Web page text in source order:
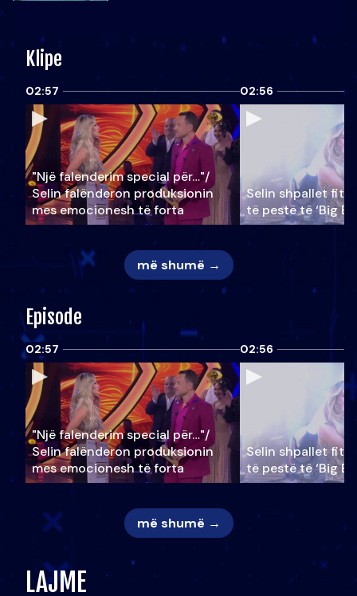
Klipe
02:57
"Një falenderim special për…"/
Selin falënderon produksionin
mes emocionesh të forta
02:56
Selin shpallet
të pestë të ‘Big
më shumë →
Episode
02:57
"Një falenderim special për…"/
Selin falënderon produksionin
mes emocionesh të forta
02:56
Selin shpallet
të pestë të ‘Big
më shumë →
LAJME